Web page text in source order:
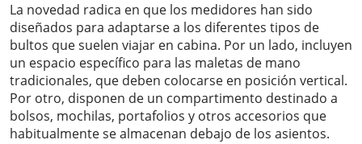
La novedad radica en que los medidores han sido
diseñados para adaptarse a los diferentes tipos de
bultos que suelen viajar en cabina. Por un lado, incluyen
un espacio específico para las maletas de mano
tradicionales, que deben colocarse en posición vertical.
Por otro, disponen de un compartimento destinado a
bolsos, mochilas, portafolios y otros accesorios que
habitualmente se almacenan debajo de los asientos.